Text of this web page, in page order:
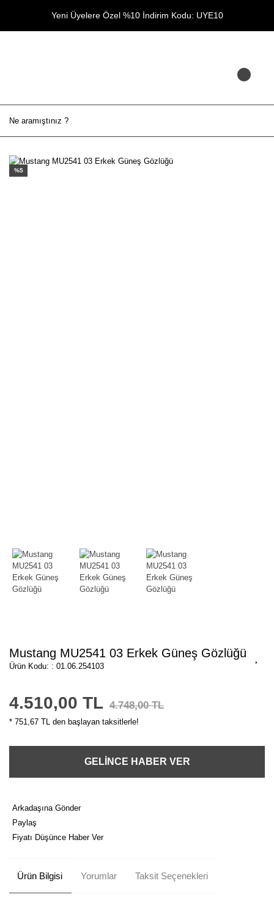
Yeni Üyelere Özel %10 İndirim Kodu: UYE10
%5
Mustang MU2541 03 Erkek Güneş Gözlüğü
Ürün Kodu: : 01.06.254103
4.510,00 TL 4.748,00 TL
* 751,67 TL den başlayan taksitlerle!
GELİNCE HABER VER
Arkadaşına Gönder
Paylaş
Fiyatı Düşünce Haber Ver
Ürün Bilgisi Yorumlar Taksit Seçenekleri